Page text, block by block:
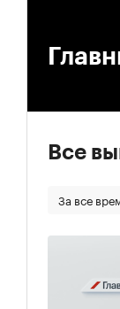
Все
За все